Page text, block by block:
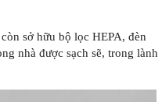
còn sở hữu bộ lọc HEPA, đèn
nhà được sạch sẽ, trong lành